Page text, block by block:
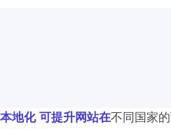
地化 可提升网站在不同国家的